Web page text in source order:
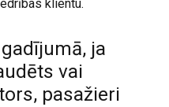
klientu.
ja
vai
pasažieri